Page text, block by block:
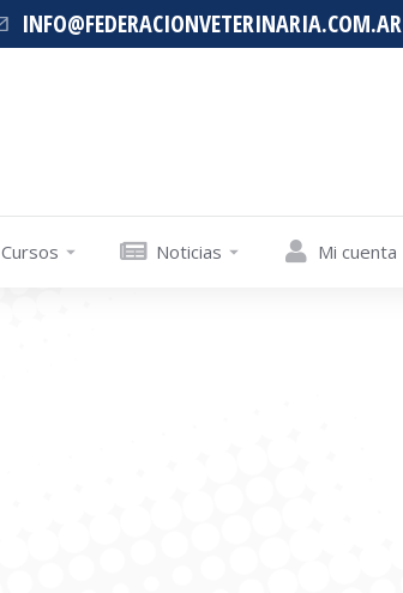
INFO@FEDERACIONVETERINARIA.COM.AR
Cursos Noticias Mi cuenta